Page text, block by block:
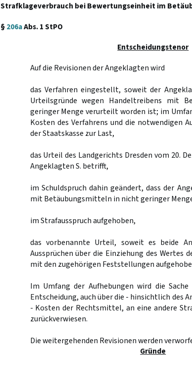
Strafklageverbrauch bei Bewertungseinheit im
§206aAbs. 1 StPO
Entscheidungstenor
Auf die Revisionen der Angeklagten wird
das Verfahren eingestellt, soweit der
Urteilsgründe wegen Handeltreibens mit
geringer Menge verurteilt worden ist; im
Kosten des Verfahrens und die notwendigen
der Staatskasse zur Last,
das Urteil des Landgerichts Dresden vom 20.
Angeklagten S. betrifft,
im Schuldspruch dahin geändert, dass der
mit Betäubungsmitteln in nicht geringer
im Strafausspruch aufgehoben,
das vorbenannte Urteil, soweit es beide
Aussprüchen über die Einziehung des Wertes
mit den zugehörigen Feststellungen
Im Umfang der Aufhebungen wird die
Entscheidung, auch über die - hinsichtlich des
- Kosten der Rechtsmittel, an eine andere
zurückverwiesen.
Die weitergehenden Revisionen werden
Gründe